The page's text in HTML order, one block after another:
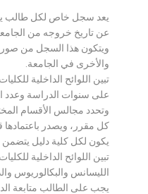
يعد سجل خاص لكل طالب
عن تاريخ خروجه من
ويتكون هذا السجل من
والأخرى في الجامعة.
تبين اللوائح الداخلية
على سنوات الدراسة
وتحدد مجالس الأقسام
كل مقرر، ويصدر باعتمادها
يكون لكل كلية دليل
تبين اللوائح الداخلية
الليسانس والبكالوريوس
يجب على الطالب متابعة